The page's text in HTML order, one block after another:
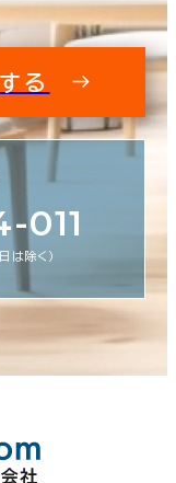
る
011
除く）